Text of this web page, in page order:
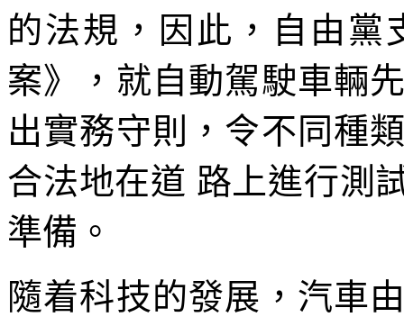
的法規，因此，自由黨
案》，就自動駕駛車輛
出實務守則，令不同種
合法地在道 路上進行測
準備。
隨着科技的發展，汽車